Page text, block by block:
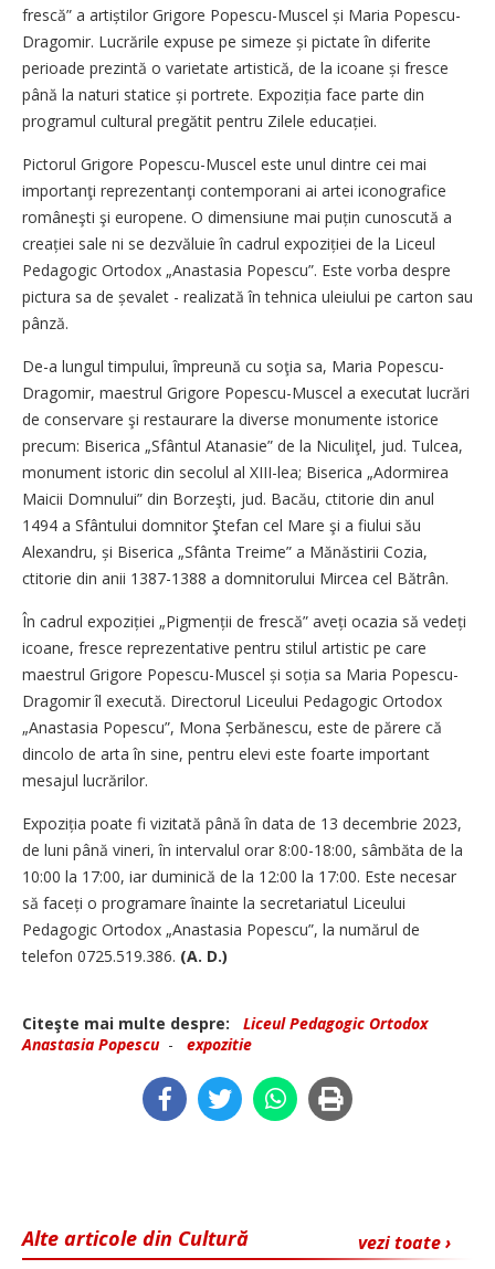
frescă” a artiștilor Grigore Popescu-Muscel și Maria Popescu-
Dragomir. Lucrările expuse pe simeze și pictate în diferite
perioade prezintă o varietate artistică, de la icoane și fresce
până la naturi statice și portrete. Expoziția face parte din
programul cultural pregătit pentru Zilele educației.
Pictorul Grigore Popescu-Muscel este unul dintre cei mai
importanţi reprezentanţi contemporani ai artei iconografice
româneşti şi europene. O dimensiune mai puțin cunoscută a
creației sale ni se dezvăluie în cadrul expoziției de la Liceul
Pedagogic Ortodox „Anastasia Popescu”. Este vorba despre
pictura sa de șevalet - realizată în tehnica uleiului pe carton sau
pânză.
De-a lungul timpului, împreună cu soţia sa, Maria Popescu-
Dragomir, maestrul Grigore Popescu-Muscel a executat lucrări
de conservare şi restaurare la diverse monumente istorice
precum: Biserica „Sfântul Atanasie” de la Niculiţel, jud. Tulcea,
monument istoric din secolul al XIII-lea; Biserica „Adormirea
Maicii Domnului” din Borzeşti, jud. Bacău, ctitorie din anul
1494 a Sfântului domnitor Ştefan cel Mare şi a fiului său
Alexandru, și Biserica „Sfânta Treime” a Mănăstirii Cozia,
ctitorie din anii 1387-1388 a domnitorului Mircea cel Bătrân.
În cadrul expoziției „Pigmenții de frescă” aveți ocazia să vedeți
icoane, fresce reprezentative pentru stilul artistic pe care
maestrul Grigore Popescu-Muscel și soția sa Maria Popescu-
Dragomir îl execută. Directorul Liceului Pedagogic Ortodox
„Anastasia Popescu”, Mona Șerbănescu, este de părere că
dincolo de arta în sine, pentru elevi este foarte important
mesajul lucrărilor.
Expoziția poate fi vizitată până în data de 13 decembrie 2023,
de luni până vineri, în intervalul orar 8:00-18:00, sâmbăta de la
10:00 la 17:00, iar duminică de la 12:00 la 17:00. Este necesar
să faceți o programare înainte la secretariatul Liceului
Pedagogic Ortodox „Anastasia Popescu”, la numărul de
telefon 0725.519.386. (A. D.)
Citeşte mai multe despre:
Liceul Pedagogic Ortodox
Anastasia Popescu- expozitie
vezi toate ›
Alte articole din Cultură